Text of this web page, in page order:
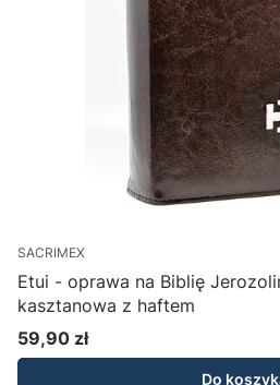
SACRIMEX
Etui - oprawa na Biblię
kasztanowa z haftem
Cena
59,90 zł
Do